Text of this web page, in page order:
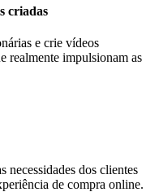
criadas
e crie vídeos
realmente impulsionam as
necessidades dos clientes
de compra online.